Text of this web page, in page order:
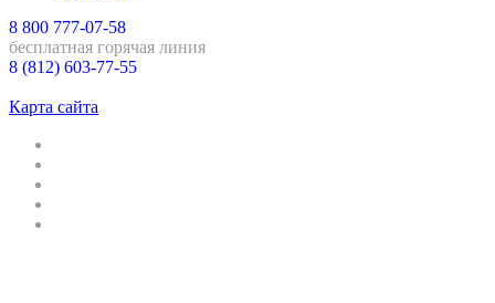
8 800 777-07-58
бесплатная горячая линия
8 (812) 603-77-55
Карта сайта